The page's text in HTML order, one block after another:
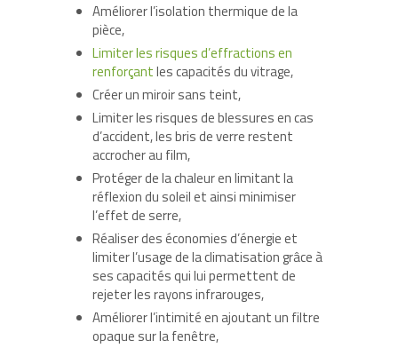
Améliorer l’isolation thermique de la
pièce,
Limiter les risques d’effractions en
renforçantles capacités du vitrage,
Créer un miroir sans teint,
Limiter les risques de blessures en cas
d’accident, les bris de verre restent
accrocher au film,
Protéger de la chaleur en limitant la
réflexion du soleil et ainsi minimiser
l’effet de serre,
Réaliser des économies d’énergie et
limiter l’usage de la climatisation grâce à
ses capacités qui lui permettent de
rejeter les rayons infrarouges,
Améliorer l’intimité en ajoutant un filtre
opaque sur la fenêtre,